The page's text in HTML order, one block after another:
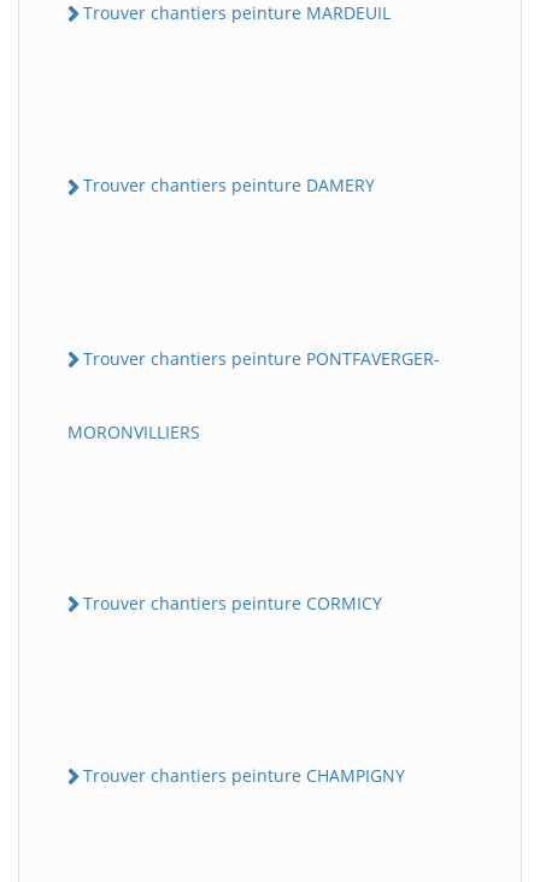
Trouver chantiers peinture MARDEUIL
Trouver chantiers peinture DAMERY
Trouver chantiers peinture PONTFAVERGER-
MORONVILLIERS
Trouver chantiers peinture CORMICY
Trouver chantiers peinture CHAMPIGNY